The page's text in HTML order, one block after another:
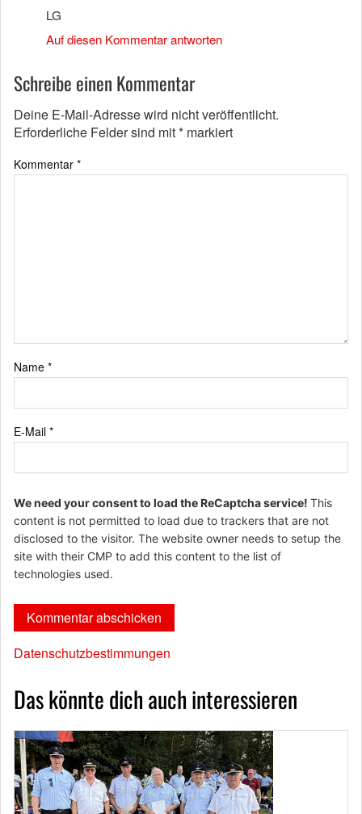
LG
Auf diesen Kommentar antworten
Schreibe einen Kommentar
Deine E-Mail-Adresse wird nicht veröffentlicht.
Erforderliche Felder sind mit* markiert
Kommentar *
Name *
E-Mail *
We need your consent to load the ReCaptcha service! This
content is not permitted to load due to trackers that are not
disclosed to the visitor. The website owner needs to setup the
site with their CMP to add this content to the list of
technologies used.
Datenschutzbestimmungen
Das könnte dich auch interessieren